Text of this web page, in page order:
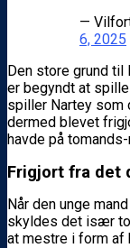
—
6, 2025
Den store grund
er begyndt at
spiller Nartey som
dermed blevet
havde på
Frigjort fra det
Når den unge
skyldes det især
at mestre i form af